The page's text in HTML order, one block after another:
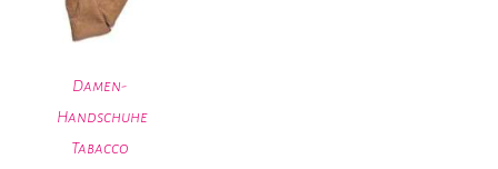
Damen-
Handschuhe
Tabacco